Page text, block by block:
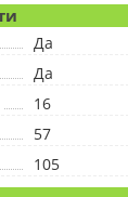
Да
Да
16
57
105